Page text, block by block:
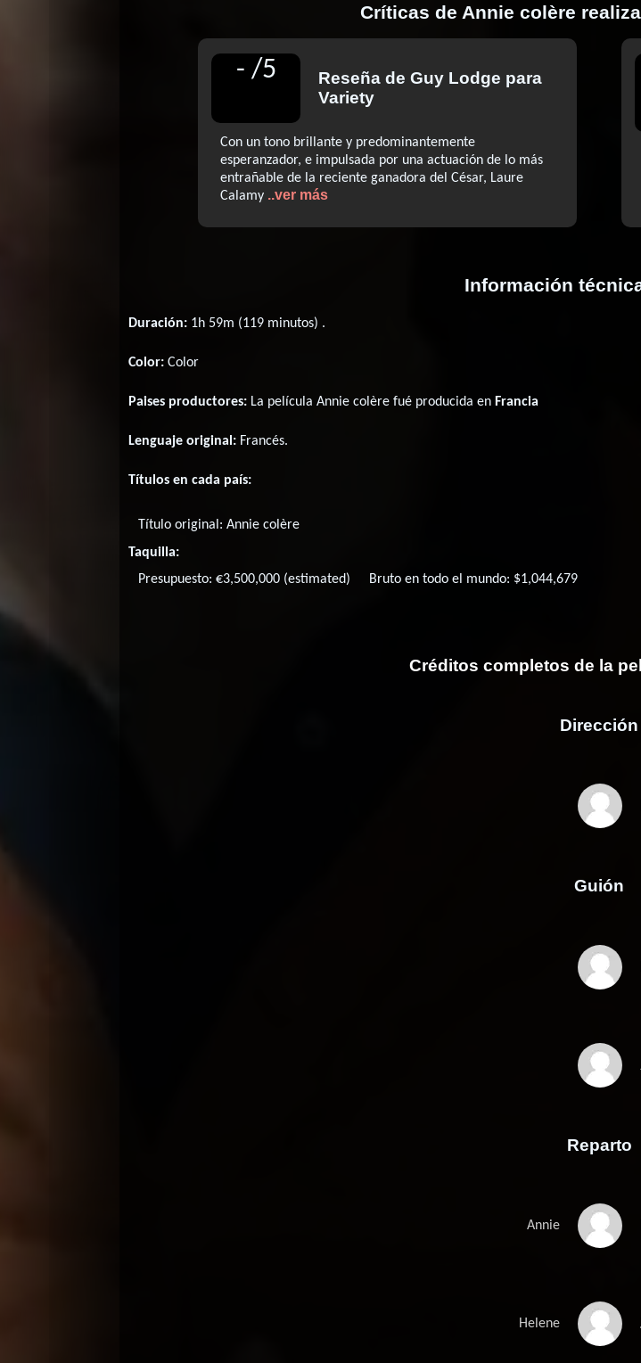
Críticas de Annie colère
- /5 Reseña de Guy Lodge para
Variety
Con un tono brillante y predominantemente
esperanzador, e impulsada por una actuación de lo más
entrañable de la reciente ganadora del César, Laure
Calamy ..ver más
Información
Duración: 1h 59m (119 minutos) .
Color: Color
Paises productores: La película Annie colère fué producida en Francia
Lenguaje original: Francés.
Títulos en cada país:
Título original: Annie colère
Taquilla:
Presupuesto: €3,500,000 (estimated)
Bruto en todo el mundo: $1,044,679
Créditos completos de la
Dirección
Guión
Reparto
Annie
Helene